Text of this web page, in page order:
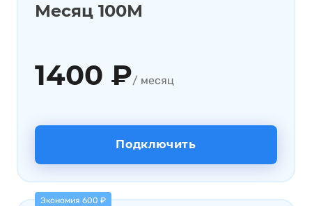
Месяц 100М
1400 ₽/ месяц
Подключить
Экономия 600 ₽